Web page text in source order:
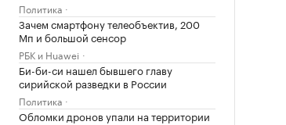
Политика
Зачем смартфону телеобъектив, 200
Мп и большой сенсор
РБК и Huawei
Би-би-си нашел бывшего главу
сирийской разведки в России
Политика
Обломки дронов упали на территории